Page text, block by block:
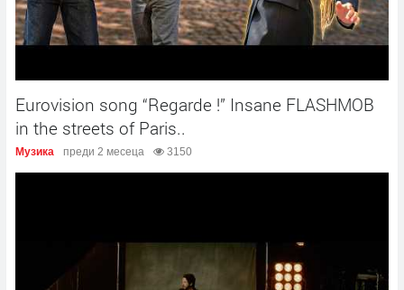
Eurovision song “Regarde !” Insane FLASHMOB
in the streets of Paris..​
Музика преди 2 месеца 3150